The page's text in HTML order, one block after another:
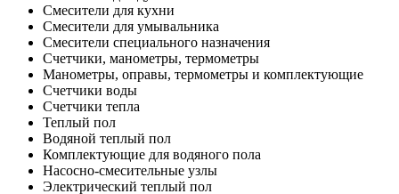
Смесители для кухни
Смесители для умывальника
Смесители специального назначения
Счетчики, манометры, термометры
Манометры, оправы, термометры и комплектующие
Счетчики воды
Счетчики тепла
Теплый пол
Водяной теплый пол
Комплектующие для водяного пола
Насосно-смесительные узлы
Электрический теплый пол